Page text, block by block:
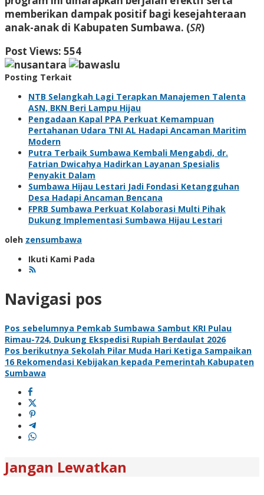
memberikan dampak positif bagi kesejahteraan
anak-anak di Kabupaten Sumbawa. (SR)
Post Views: 554
Posting Terkait
NTB Selangkah Lagi Terapkan Manajemen Talenta
ASN, BKN Beri Lampu Hijau
Pengadaan Kapal PPA Perkuat Kemampuan
Pertahanan Udara TNI AL Hadapi Ancaman Maritim
Modern
Putra Terbaik Sumbawa Kembali Mengabdi, dr.
Fatrian Dwicahya Hadirkan Layanan Spesialis
Penyakit Dalam
Sumbawa Hijau Lestari Jadi Fondasi Ketangguhan
Desa Hadapi Ancaman Bencana
FPRB Sumbawa Perkuat Kolaborasi Multi Pihak
Dukung Implementasi Sumbawa Hijau Lestari
oleh zensumbawa
Ikuti Kami Pada
Navigasi pos
Pos sebelumnya Pemkab Sumbawa Sambut KRI Pulau
Rimau-724, Dukung Ekspedisi Rupiah Berdaulat 2026
Pos berikutnya Sekolah Pilar Muda Hari Ketiga Sampaikan
16 Rekomendasi Kebijakan kepada Pemerintah Kabupaten
Sumbawa
Jangan Lewatkan